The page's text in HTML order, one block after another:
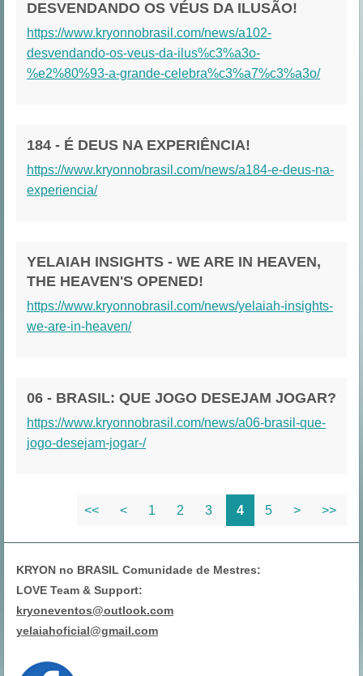
DESVENDANDO OS VÉUS DA ILUSÃO!
https://www.kryonnobrasil.com/news/a102-
desvendando-os-veus-da-ilus%c3%a3o-
%e2%80%93-a-grande-celebra%c3%a7%c3%a3o/
184 - É DEUS NA EXPERIÊNCIA!
https://www.kryonnobrasil.com/news/a184-e-deus-na-
experiencia/
YELAIAH INSIGHTS - WE ARE IN HEAVEN,
THE HEAVEN'S OPENED!
https://www.kryonnobrasil.com/news/yelaiah-insights-
we-are-in-heaven/
06 - BRASIL: QUE JOGO DESEJAM JOGAR?
https://www.kryonnobrasil.com/news/a06-brasil-que-
jogo-desejam-jogar-/
<< < 1 2 3 4 5 > >>
KRYON no BRASIL Comunidade de Mestres:
LOVE Team & Support:
kryoneventos@outlook.com
yelaiahoficial@gmail.com